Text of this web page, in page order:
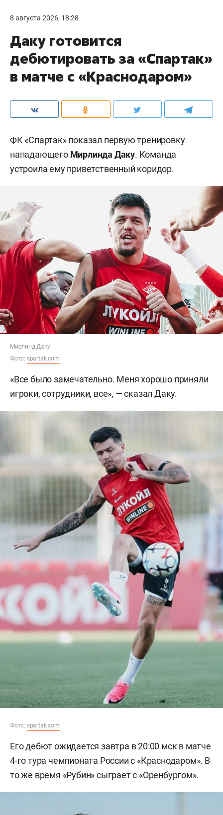
8 августа 2026, 18:28
Даку готовится
дебютировать за «Спартак»
в матче с «Краснодаром»
ФК «Спартак» показал первую тренировку
нападающего Мирлинда Даку. Команда
устроила ему приветственный коридор.
Мирлинд Даку
Фото: spartak.com
«Все было замечательно. Меня хорошо приняли
игроки, сотрудники, все», — сказал Даку.
Фото: spartak.com
Его дебют ожидается завтра в 20:00 мск в матче
4-го тура чемпионата России с «Краснодаром». В
то же время «Рубин» сыграет с «Оренбургом».